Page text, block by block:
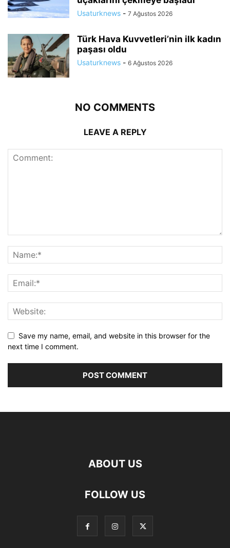
Usaturknews - 7 Ağustos 2026
Türk Hava Kuvvetleri’nin ilk kadın
paşası oldu
Usaturknews - 6 Ağustos 2026
NO COMMENTS
LEAVE A REPLY
Save my name, email, and website in this browser for the
next time I comment.
ABOUT US
FOLLOW US